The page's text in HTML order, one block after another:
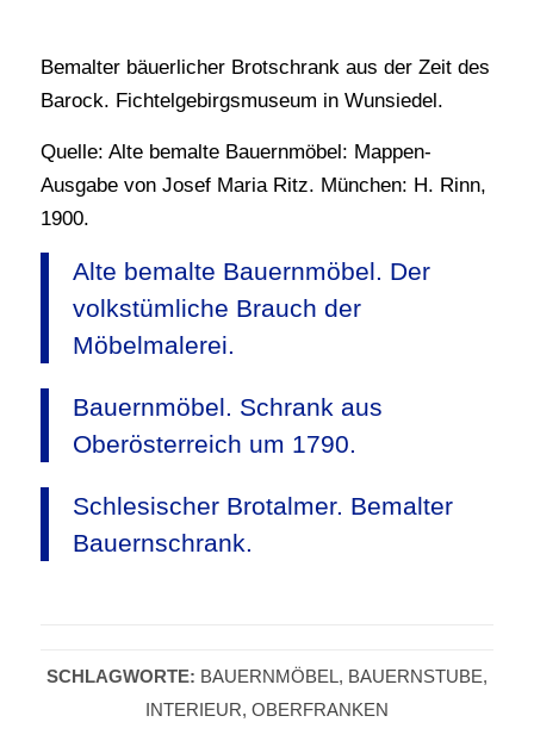
Bemalter bäuerlicher Brotschrank aus der Zeit des
Barock. Fichtelgebirgsmuseum in Wunsiedel.
Quelle: Alte bemalte Bauernmöbel: Mappen-
Ausgabe von Josef Maria Ritz. München: H. Rinn,
1900.
Alte bemalte Bauernmöbel. Der
volkstümliche Brauch der
Möbelmalerei.
Bauernmöbel. Schrank aus
Oberösterreich um 1790.
Schlesischer Brotalmer. Bemalter
Bauernschrank.
SCHLAGWORTE: BAUERNMÖBEL, BAUERNSTUBE,
INTERIEUR, OBERFRANKEN